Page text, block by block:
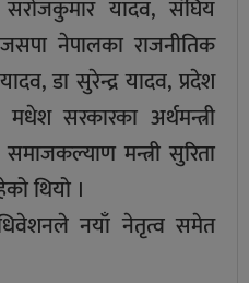
यादव, संघिय
जसपा नेपालका राजनीतिक
डा सुरेन्द्र यादव, प्रदेश
सरकारका अर्थमन्त्री
मन्त्री सुरिता
थियो ।
नयाँ नेतृत्व समेत